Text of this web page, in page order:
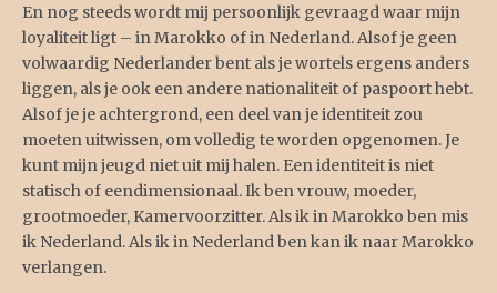
En nog steeds wordt mij persoonlijk gevraagd waar mijn
loyaliteit ligt – in Marokko of in Nederland. Alsof je geen
volwaardig Nederlander bent als je wortels ergens anders
liggen, als je ook een andere nationaliteit of paspoort hebt.
Alsof je je achtergrond, een deel van je identiteit zou
moeten uitwissen, om volledig te worden opgenomen. Je
kunt mijn jeugd niet uit mij halen. Een identiteit is niet
statisch of eendimensionaal. Ik ben vrouw, moeder,
grootmoeder, Kamervoorzitter. Als ik in Marokko ben mis
ik Nederland. Als ik in Nederland ben kan ik naar Marokko
verlangen.